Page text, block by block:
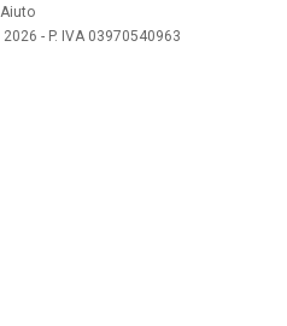
Aiuto
2026 - P. IVA 03970540963